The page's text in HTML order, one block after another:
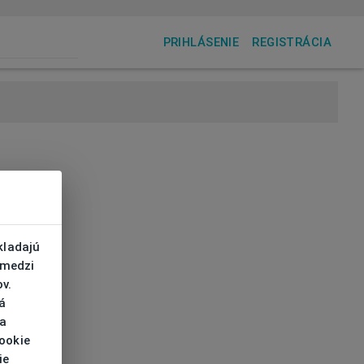
PRIHLÁSENIE REGISTRÁCIA